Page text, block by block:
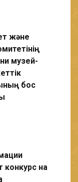
және
музей-
бос
конкурс на